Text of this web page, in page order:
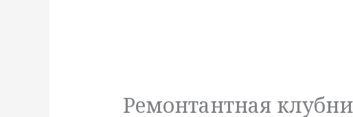
Ремонтантная